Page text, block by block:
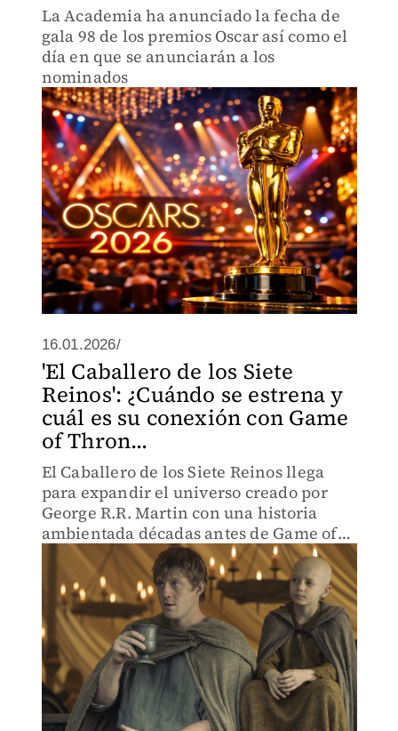
La Academia ha anunciado la fecha de
gala 98 de los premios Oscar así como el
día en que se anunciarán a los
nominados
16.01.2026/
'El Caballero de los Siete
Reinos': ¿Cuándo se estrena y
cuál es su conexión con Game
of Thron...
El Caballero de los Siete Reinos llega
para expandir el universo creado por
George R.R. Martin con una historia
ambientada décadas antes de Game of
Thrones